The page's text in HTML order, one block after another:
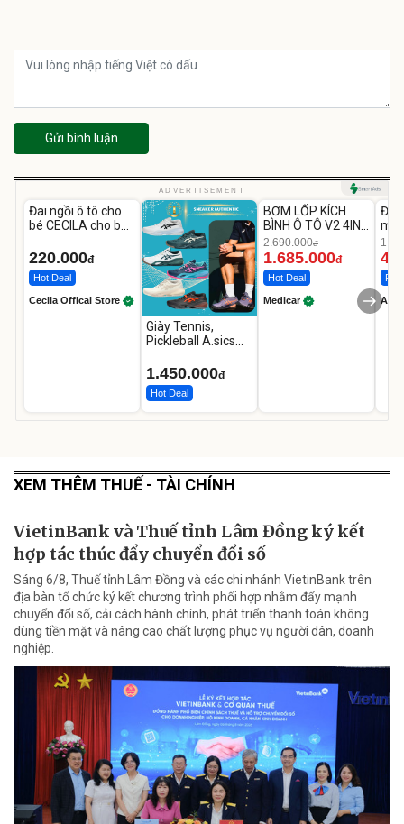
Gửi bình luận
ADVERTISEMENT
Đai ngồi ô tô cho
bé CECILA cho bé
220.000đ
Hot Deal
Cecila Offical Store
Giày Tennis,
Pickleball A.sics
Các Phối Màu
1.450.000đ
Hot Deal
-37%
BƠM LỐP KÍCH
BÌNH Ô TÔ V2 4IN1
Medicar
12.000mAh
2.690.000đ
1.685.000đ
Hot Deal
Medicar A
XEM THÊM THUẾ - TÀI CHÍNH
VietinBank và Thuế tỉnh Lâm Đồng ký kết
hợp tác thúc đẩy chuyển đổi số
Sáng 6/8, Thuế tỉnh Lâm Đồng và các chi nhánh VietinBank trên
địa bàn tổ chức ký kết chương trình phối hợp nhằm đẩy mạnh
chuyển đổi số, cải cách hành chính, phát triển thanh toán không
dùng tiền mặt và nâng cao chất lượng phục vụ người dân, doanh
nghiệp.